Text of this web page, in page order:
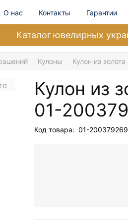
О нас Контакты Гарантии
Каталогювелирных
Кулоны Кулон из
Кулон из
01-
Код товара: 01-200379269